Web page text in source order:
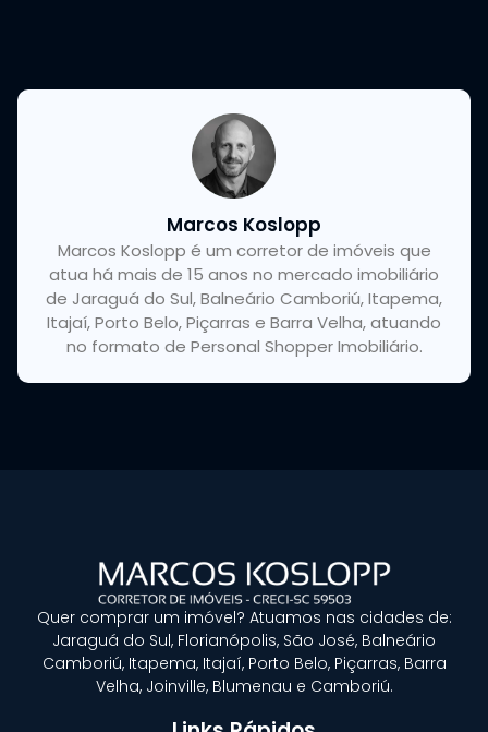
Marcos Koslopp
Marcos Koslopp é um corretor de imóveis que
atua há mais de 15 anos no mercado imobiliário
de Jaraguá do Sul, Balneário Camboriú, Itapema,
Itajaí, Porto Belo, Piçarras e Barra Velha, atuando
no formato de Personal Shopper Imobiliário.
Quer comprar um imóvel? Atuamos nas cidades de:
Jaraguá do Sul, Florianópolis, São José, Balneário
Camboriú, Itapema, Itajaí, Porto Belo, Piçarras, Barra
Velha, Joinville, Blumenau e Camboriú.